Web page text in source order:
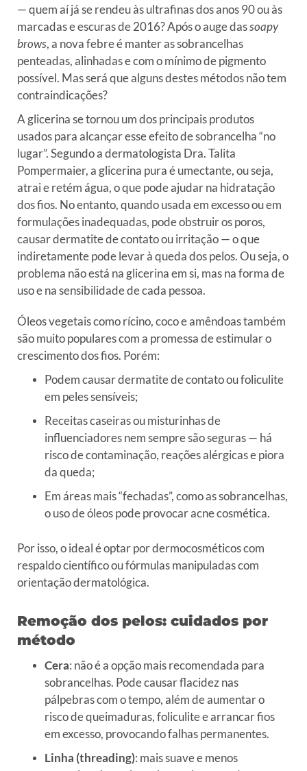
— quem aí já se rendeu às ultrafinas dos anos 90 ou às
marcadas e escuras de 2016? Após o auge dassoapy
brows, a nova febre é manter as sobrancelhas
penteadas, alinhadas e com o mínimo de pigmento
possível. Mas será que alguns destes métodos não tem
contraindicações?
A glicerina se tornou um dos principais produtos
usados para alcançar esse efeito de sobrancelha “no
lugar”. Segundo a dermatologista Dra. Talita
Pompermaier, a glicerina pura é umectante, ou seja,
atrai e retém água, o que pode ajudar na hidratação
dos fios. No entanto, quando usada em excesso ou em
formulações inadequadas, pode obstruir os poros,
causar dermatite de contato ou irritação — o que
indiretamente pode levar à queda dos pelos. Ou seja, o
problema não está na glicerina em si, mas na forma de
uso e na sensibilidade de cada pessoa.
Óleos vegetais como rícino, coco e amêndoas também
são muito populares com a promessa de estimular o
crescimento dos fios. Porém:
Podem causar dermatite de contato ou foliculite
em peles sensíveis;
Receitas caseiras ou misturinhas de
influenciadores nem sempre são seguras — há
risco de contaminação, reações alérgicas e piora
da queda;
Em áreas mais “fechadas”, como as sobrancelhas,
o uso de óleos pode provocar acne cosmética.
Por isso, o ideal é optar por dermocosméticos com
respaldo científico ou fórmulas manipuladas com
orientação dermatológica.
Remoção dos pelos: cuidados por
método
Cera: não é a opção mais recomendada para
sobrancelhas. Pode causar flacidez nas
pálpebras com o tempo, além de aumentar o
risco de queimaduras, foliculite e arrancar fios
em excesso, provocando falhas permanentes.
Linha (threading): mais suave e menos